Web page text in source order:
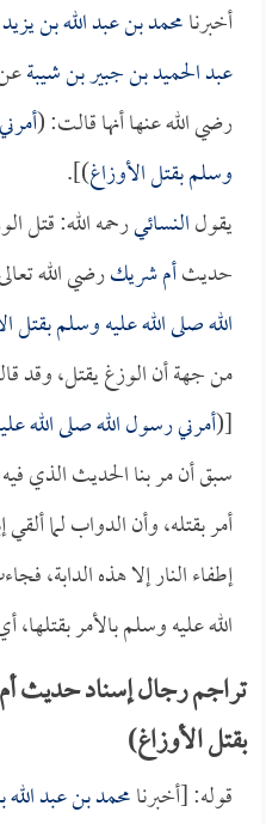
أخبرنامحمد بن عبد الله بن
عبد الحميد بن جبير بن شيبة
رضي الله عنها أنها قالت: (
وسلم بقتل الأوزاغ)].
يقولالنسائيرحمه الله: قتل
حديثأم شريكرضي الله
الله صلى الله عليه وسلم بقتل
من جهة أن الوزغ يقتل، وقد
[(أمرني رسول الله صلى الله
سبق أن مر بنا الحديث الذي
أمر بقتله، وأن الدواب لما
إطفاء النار إلا هذه الدابة،
الله عليه وسلم بالأمر بقتلها،
تراجم رجال إسناد حديث
بقتل الأوزاغ)
قوله: [أخبرنامحمد بن عبد